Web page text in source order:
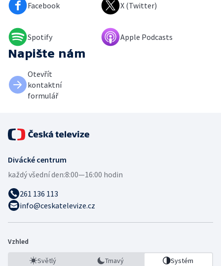
Facebook X (Twitter)
Spotify Apple Podcasts
Napište nám
Otevřít
kontaktní
formulář
Divácké centrum
každý všední den:8:00—16:00 hodin
261 136 113
info@ceskatelevize.cz
Vzhled
Světlý Tmavý Systém